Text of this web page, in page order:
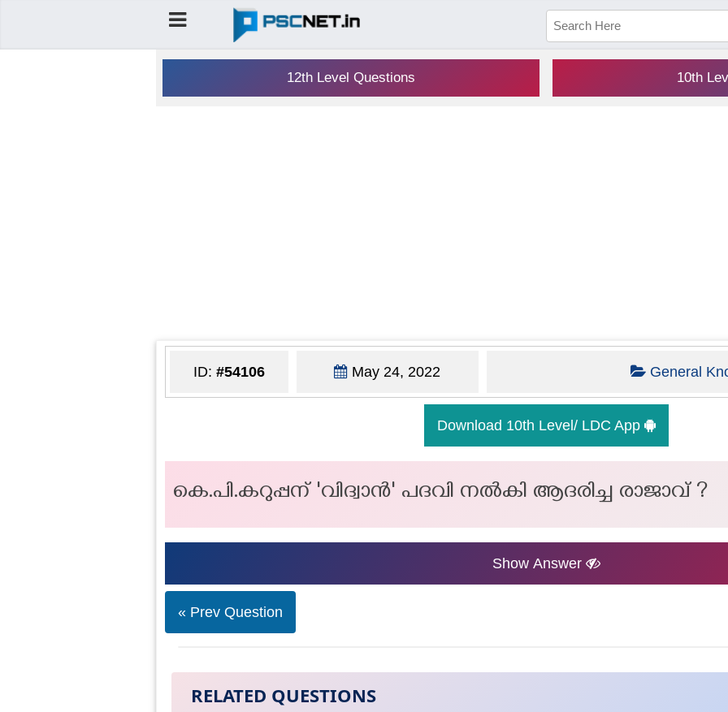
12th Level Questions 10th
ID: #54106 May 24, 2022 General
Download 10th Level/ LDC App
കെ.പി.കറുപ്പന് 'വിദ്വാൻ' പദവി നൽകി ആദരിച്ച രാജാവ് ?
Show Answer
« Prev Question
RELATED QUESTIONS